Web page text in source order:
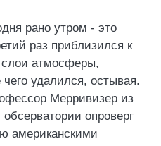
рано утром - это
раз приблизился к
атмосферы,
удалился, остывая.
Мерривизер из
опроверг
американскими